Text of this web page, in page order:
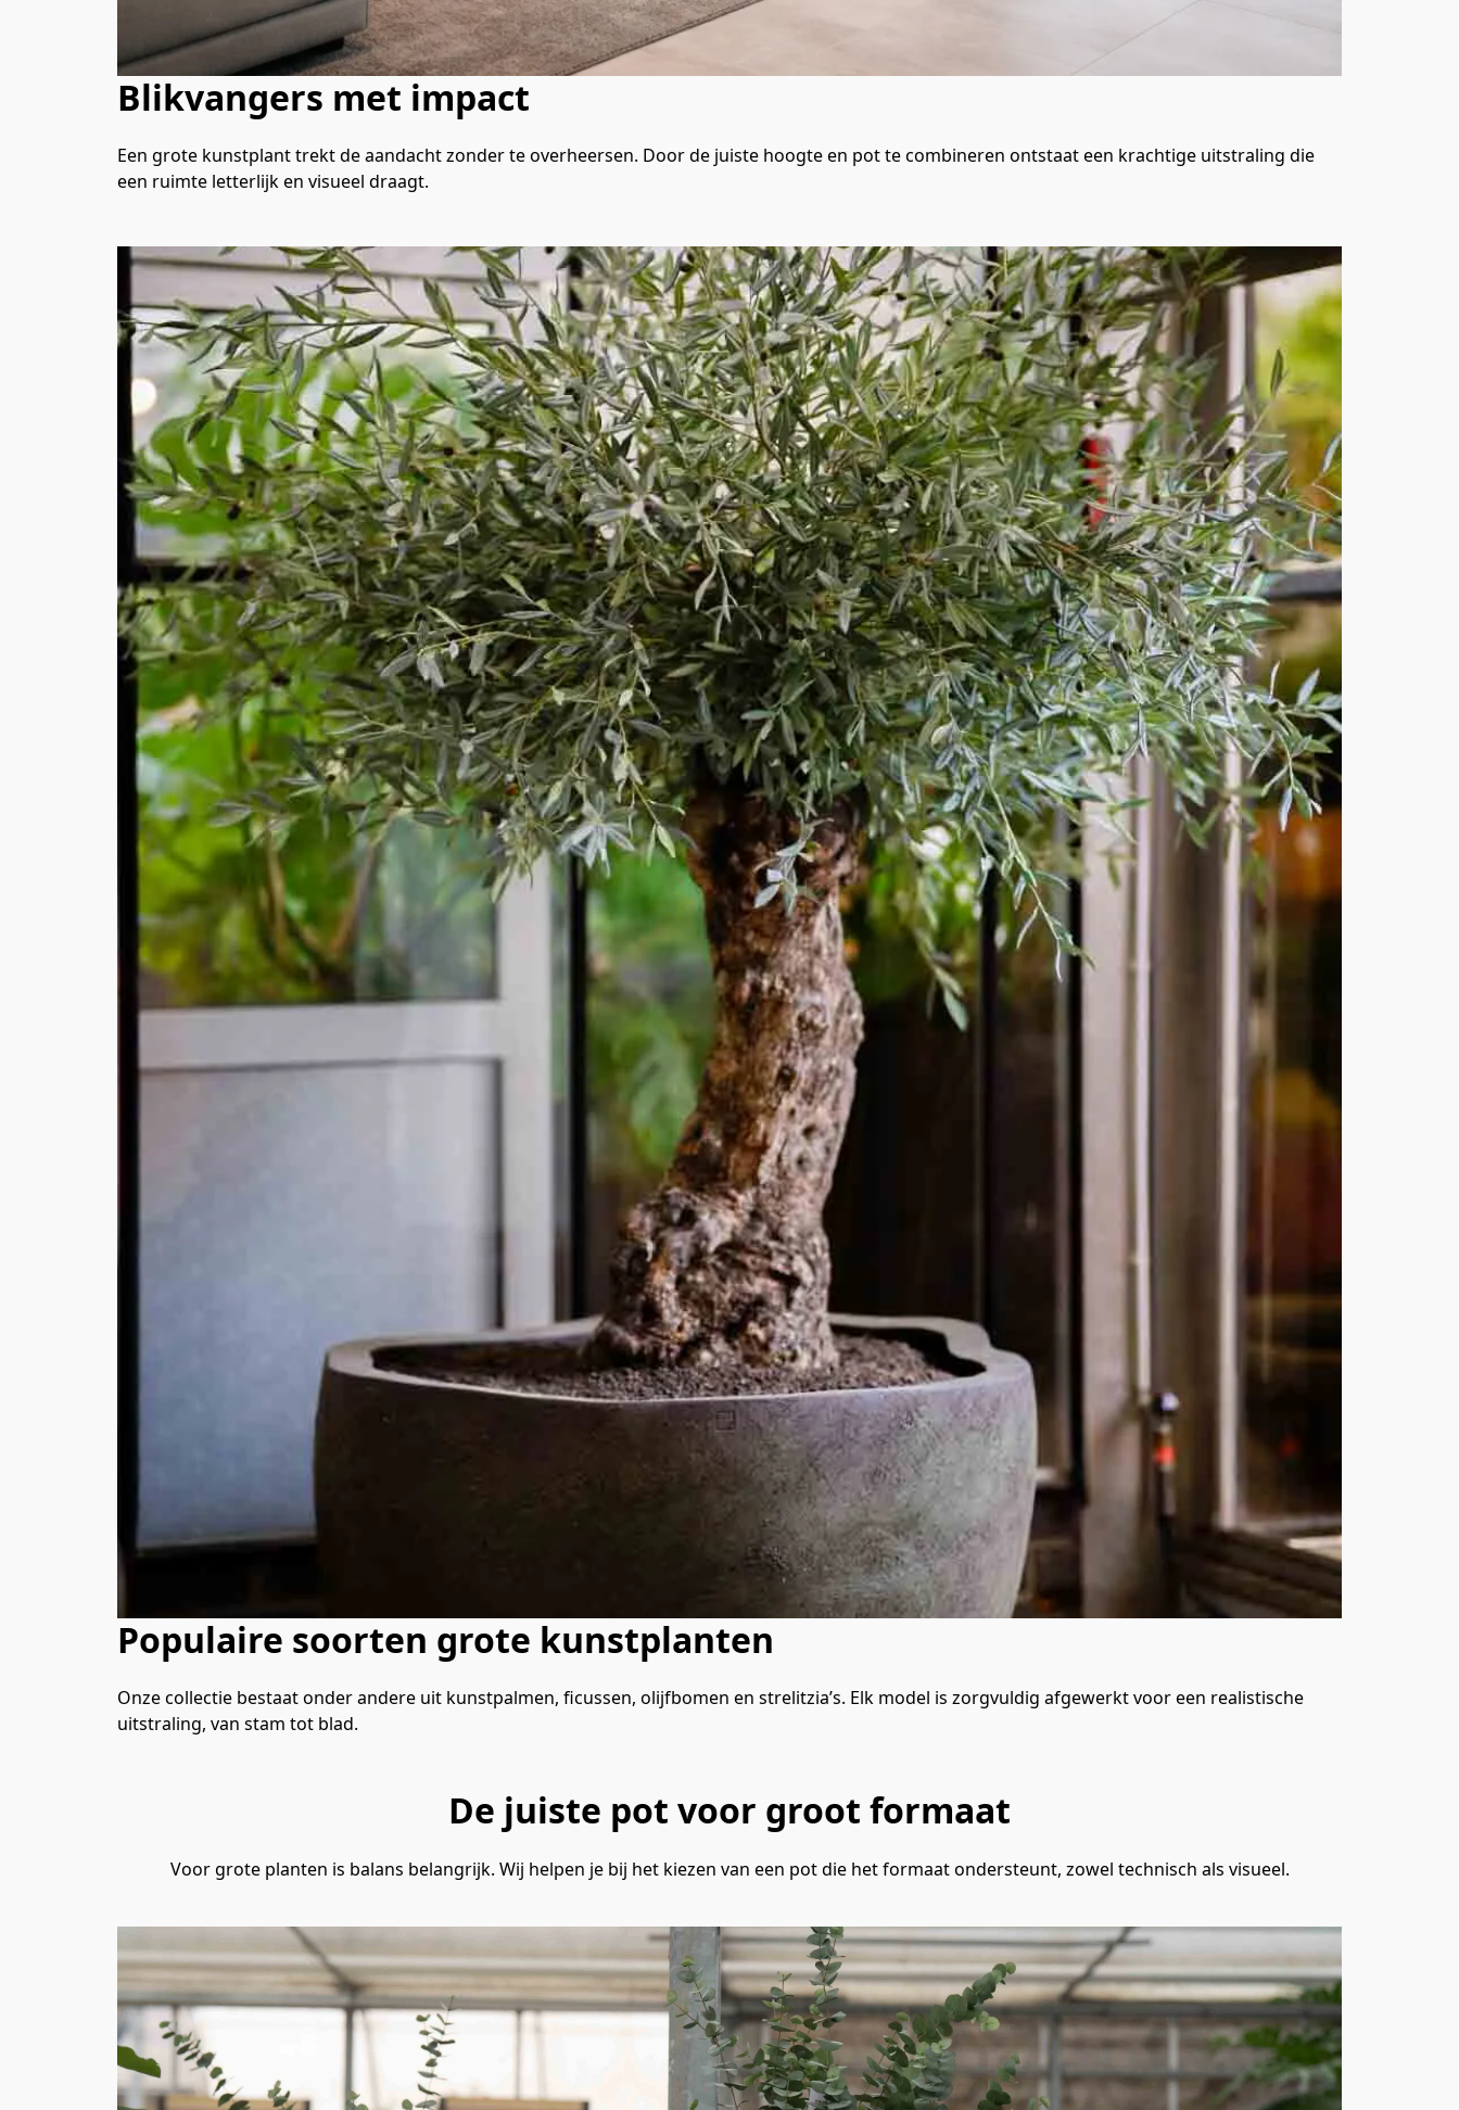
Blikvangers met impact
Een grote kunstplant trekt de aandacht zonder te overheersen. Door de juiste hoogte en pot te combineren ontstaat een krachtige uitstraling die
een ruimte letterlijk en visueel draagt.
Populaire soorten grote kunstplanten
Onze collectie bestaat onder andere uit kunstpalmen, ficussen, olijfbomen en strelitzia’s. Elk model is zorgvuldig afgewerkt voor een realistische
uitstraling, van stam tot blad.
De juiste pot voor groot formaat
Voor grote planten is balans belangrijk. Wij helpen je bij het kiezen van een pot die het formaat ondersteunt, zowel technisch als visueel.